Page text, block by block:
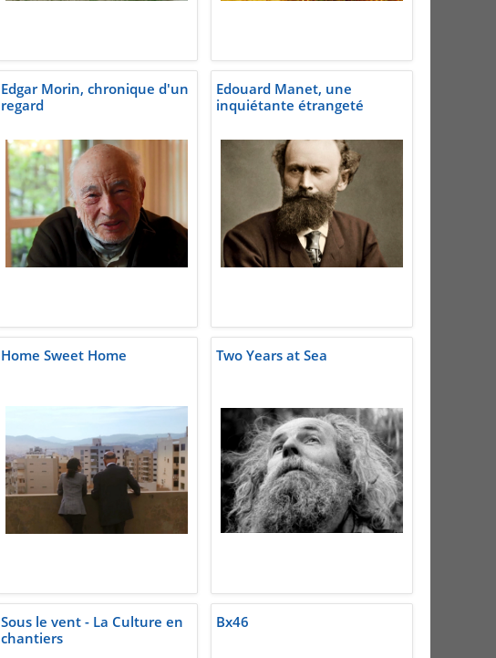
Edgar Morin, chronique d'un
regard
Edouard Manet, une
inquiétante étrangeté
Home Sweet Home Two Years at Sea
Sous le vent - La Culture en
chantiers
Bx46